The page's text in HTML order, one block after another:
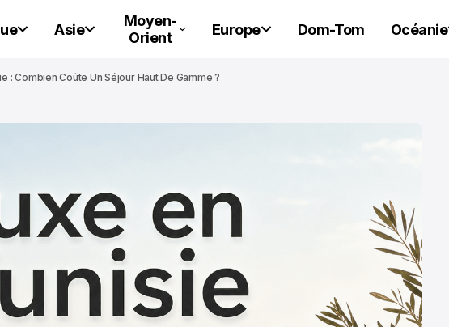
Asie
Moyen-
Orient
Europe Dom-Tom Océanie
: Combien Coûte Un Séjour Haut De Gamme ?